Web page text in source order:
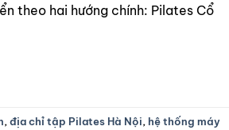
theo hai hướng chính: Pilates Cổ
, địa chỉ tập Pilates Hà Nội, hệ thống máy